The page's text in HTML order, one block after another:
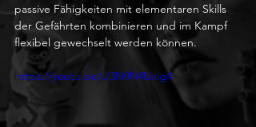
passive Fähigkeiten mit elementaren Skills
der Gefährten kombinieren und im Kampf
flexibel gewechselt werden können.
https://youtu.be/U3N0N4Uxig4